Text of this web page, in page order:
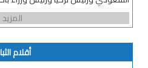
المزيد
أقلام